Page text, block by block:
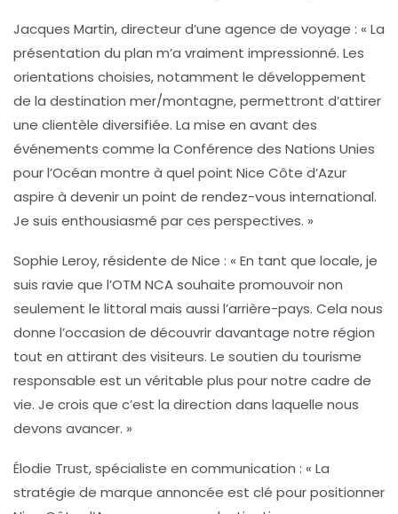
Jacques Martin, directeur d’une agence de voyage : « La
présentation du plan m’a vraiment impressionné. Les
orientations choisies, notamment le développement
de la destination mer/montagne, permettront d’attirer
une clientèle diversifiée. La mise en avant des
événements comme la Conférence des Nations Unies
pour l’Océan montre à quel point Nice Côte d’Azur
aspire à devenir un point de rendez-vous international.
Je suis enthousiasmé par ces perspectives. »
Sophie Leroy, résidente de Nice : « En tant que locale, je
suis ravie que l’OTM NCA souhaite promouvoir non
seulement le littoral mais aussi l’arrière-pays. Cela nous
donne l’occasion de découvrir davantage notre région
tout en attirant des visiteurs. Le soutien du tourisme
responsable est un véritable plus pour notre cadre de
vie. Je crois que c’est la direction dans laquelle nous
devons avancer. »
Élodie Trust, spécialiste en communication : « La
stratégie de marque annoncée est clé pour positionner